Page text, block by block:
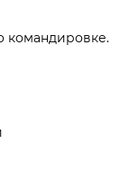
командировке.